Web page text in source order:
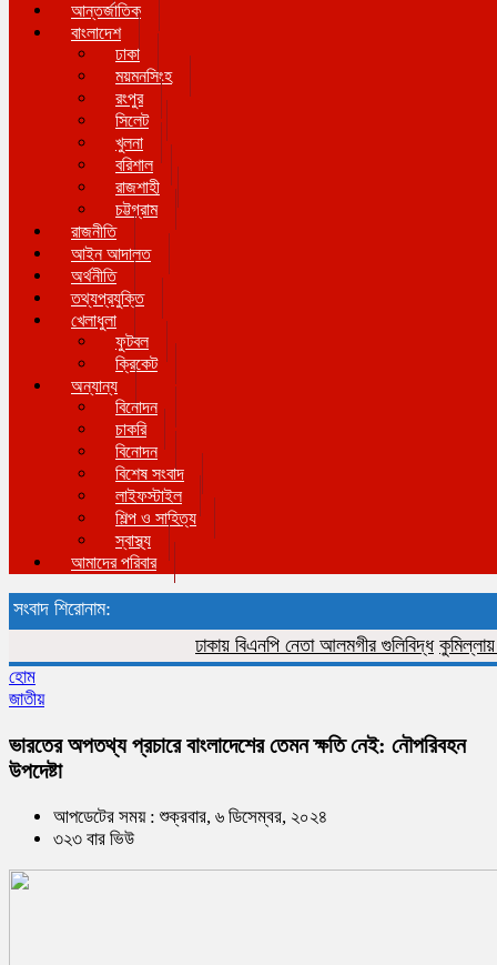
আন্তর্জাতিক
বাংলাদেশ
ঢাকা
ময়মনসিংহ
রংপুর
সিলেট
খুলনা
বরিশাল
রাজশাহী
চট্টগ্রাম
রাজনীতি
আইন আদালত
অর্থনীতি
তথ্যপ্রযুক্তি
খেলাধুলা
ফুটবল
ক্রিকেট
অন্যান্য
বিনোদন
চাকরি
বিনোদন
বিশেষ সংবাদ
লাইফস্টাইল
শিল্প ও সাহিত্য
স্বাস্থ্য
আমাদের পরিবার
সংবাদ শিরোনাম:
ঢাকায় বিএনপি নেতা আলমগীর গুলিবিদ্ধ কুমিল্লায়
হোম
জাতীয়
ভারতের অপতথ্য প্রচারে বাংলাদেশের তেমন ক্ষতি নেই: নৌপরিবহন
উপদেষ্টা
আপডেটের সময় : শুক্রবার, ৬ ডিসেম্বর, ২০২৪
৩২৩ বার ভিউ